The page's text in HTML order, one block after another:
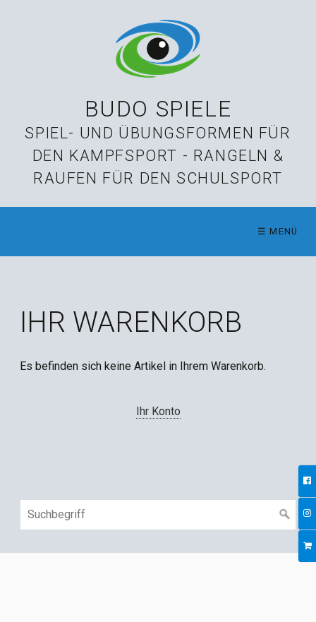
BUDO SPIELE
SPIEL- UND ÜBUNGSFORMEN FÜR
DEN KAMPFSPORT - RANGELN &
RAUFEN FÜR DEN SCHULSPORT
☰ MENÜ
IHR WARENKORB
Es befinden sich keine Artikel in Ihrem Warenkorb.
Ihr Konto